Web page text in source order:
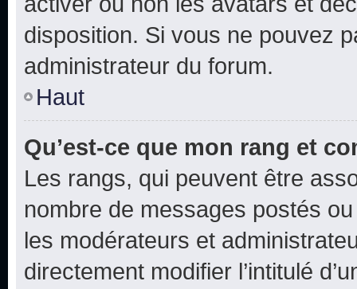
disposition. Si vous ne pouvez
administrateur du forum.
Haut
Qu’est-ce que mon rang et
Les rangs, qui peuvent être
nombre de messages postés
les modérateurs et
directement modifier l’intitulé